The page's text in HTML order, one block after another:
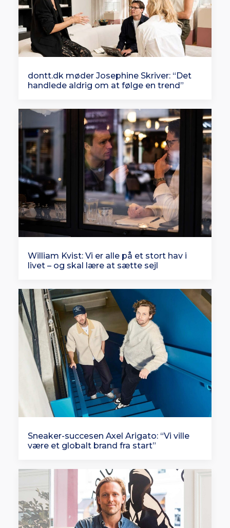
dontt.dk møder Josephine Skriver: “Det
handlede aldrig om at følge en trend”
William Kvist: Vi er alle på et stort hav i
livet – og skal lære at sætte sejl
Sneaker-succesen Axel Arigato: “Vi ville
være et globalt brand fra start”